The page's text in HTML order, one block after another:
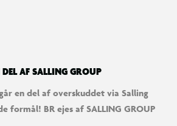
AF SALLING GROUP
en del af overskuddet via Salling
formål! BR ejes af SALLING GROUP